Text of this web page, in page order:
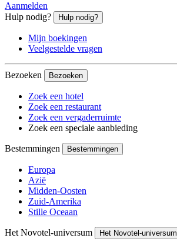
Aanmelden
Hulp nodig?
Hulp nodig?
Mijn boekingen
Veelgestelde vragen
Bezoeken Bezoeken
Zoek een hotel
Zoek een restaurant
Zoek een vergaderruimte
Zoek een speciale aanbieding
Bestemmingen Bestemmingen
Europa
Azië
Midden-Oosten
Zuid-Amerika
Stille Oceaan
Het Novotel-universum Het Novotel-universum